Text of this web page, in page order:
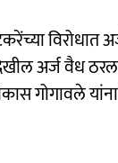
अर्ज वैध
गोगावले